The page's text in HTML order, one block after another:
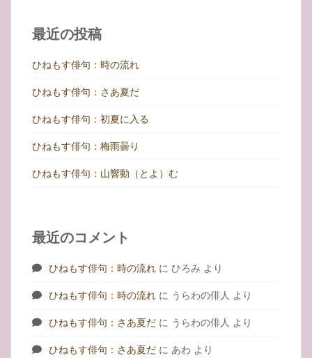
最近の投稿
ひねもす俳句：時の流れ
ひねもす俳句：さあ夏だ
ひねもす俳句：初夏に入る
ひねもす俳句：梅雨曇り
ひねもす俳句：山響動（とよ）む
最近のコメント
ひねもす俳句：時の流れ に ひろみ より
ひねもす俳句：時の流れ に うらわの俳人 より
ひねもす俳句：さあ夏だ に うらわの俳人 より
ひねもす俳句：さあ夏だ に あわ より